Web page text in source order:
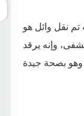
نقل وائل هو
وإنه يرقد